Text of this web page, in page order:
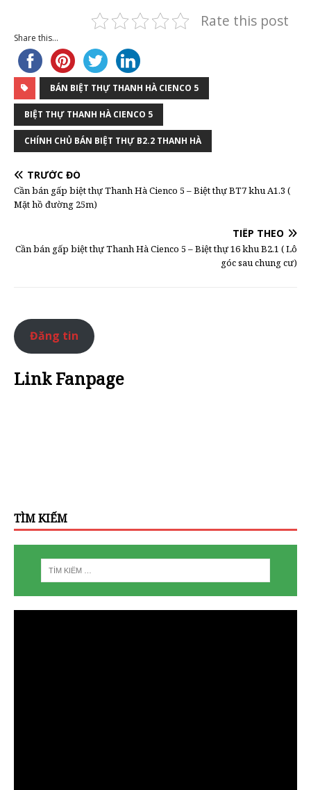
Rate this post
Share this...
BÁN BIỆT THỰ THANH HÀ CIENCO 5
BIỆT THỰ THANH HÀ CIENCO 5
CHÍNH CHỦ BÁN BIỆT THỰ B2.2 THANH HÀ
TRƯỚC ĐÓ
Cần bán gấp biệt thự Thanh Hà Cienco 5 – Biệt thự BT7 khu A1.3 (
Mặt hồ đường 25m)
TIẾP THEO
Cần bán gấp biệt thự Thanh Hà Cienco 5 – Biệt thự 16 khu B2.1 ( Lô
góc sau chung cư)
Đăng tin
Link Fanpage
TÌM KIẾM